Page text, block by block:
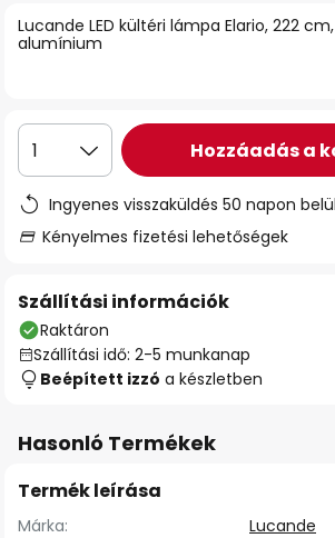
Lucande LED kültéri lámpa Elario, 222
alumínium
1 Hozzáadás a
Ingyenes visszaküldés 50 napon belül
Kényelmes fizetési lehetőségek
Szállítási információk
Raktáron
Szállítási idő: 2-5 munkanap
Beépített izzó a készletben
Hasonló Termékek
Termék leírása
Márka:
Lucande